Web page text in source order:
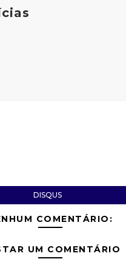
DISQUS
COMENTÁRIO:
UM COMENTÁRIO